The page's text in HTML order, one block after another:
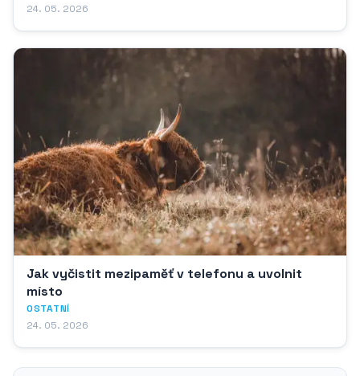
24. 05. 2026
Jak vyčistit mezipaměť v telefonu a uvolnit
místo
OSTATNÍ
24. 05. 2026